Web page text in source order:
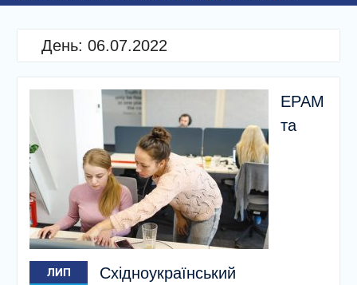
День: 06.07.2022
ЛИП
ЕРАМ
та
Східноукраїнський